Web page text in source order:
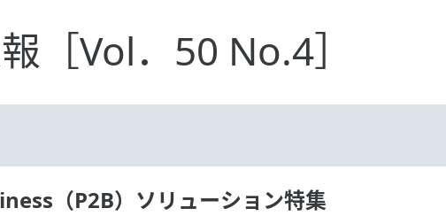
［Vol．50 No.4］
（P2B）ソリューション特集